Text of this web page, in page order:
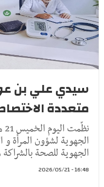
سيدي علي بن
متعددة
الجهوية لشؤون المرأة و
الجهوية للصحة
16:48 - 2026/05/21